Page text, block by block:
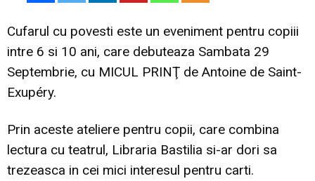
Cufarul cu povesti este un eveniment pentru copiii
intre 6 si 10 ani, care debuteaza Sambata 29
Septembrie, cu MICUL PRINŢ de Antoine de Saint-
Exupéry.
Prin aceste ateliere pentru copii, care combina
lectura cu teatrul, Libraria Bastilia si-ar dori sa
trezeasca in cei mici interesul pentru carti.